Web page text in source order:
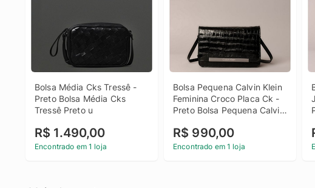
Bolsa Média Cks Tressê -
Preto Bolsa Média Cks
Tressê Preto u
R$ 1.490,00
Encontrado em 1 loja
Bolsa Pequena Calvin Klein
Feminina Croco Placa Ck -
Preto Bolsa Pequena Calvin
Ck Preto u
R$ 990,00
Encontrado em 1 loja